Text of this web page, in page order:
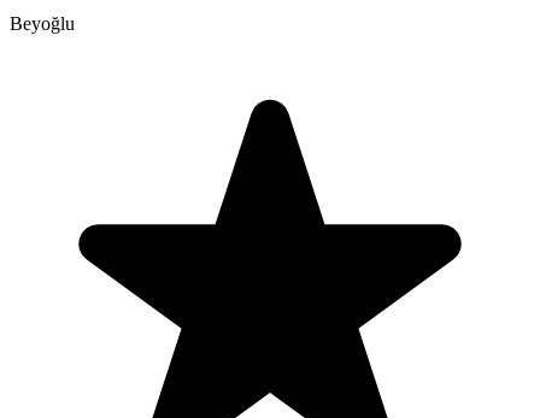
Beyoğlu